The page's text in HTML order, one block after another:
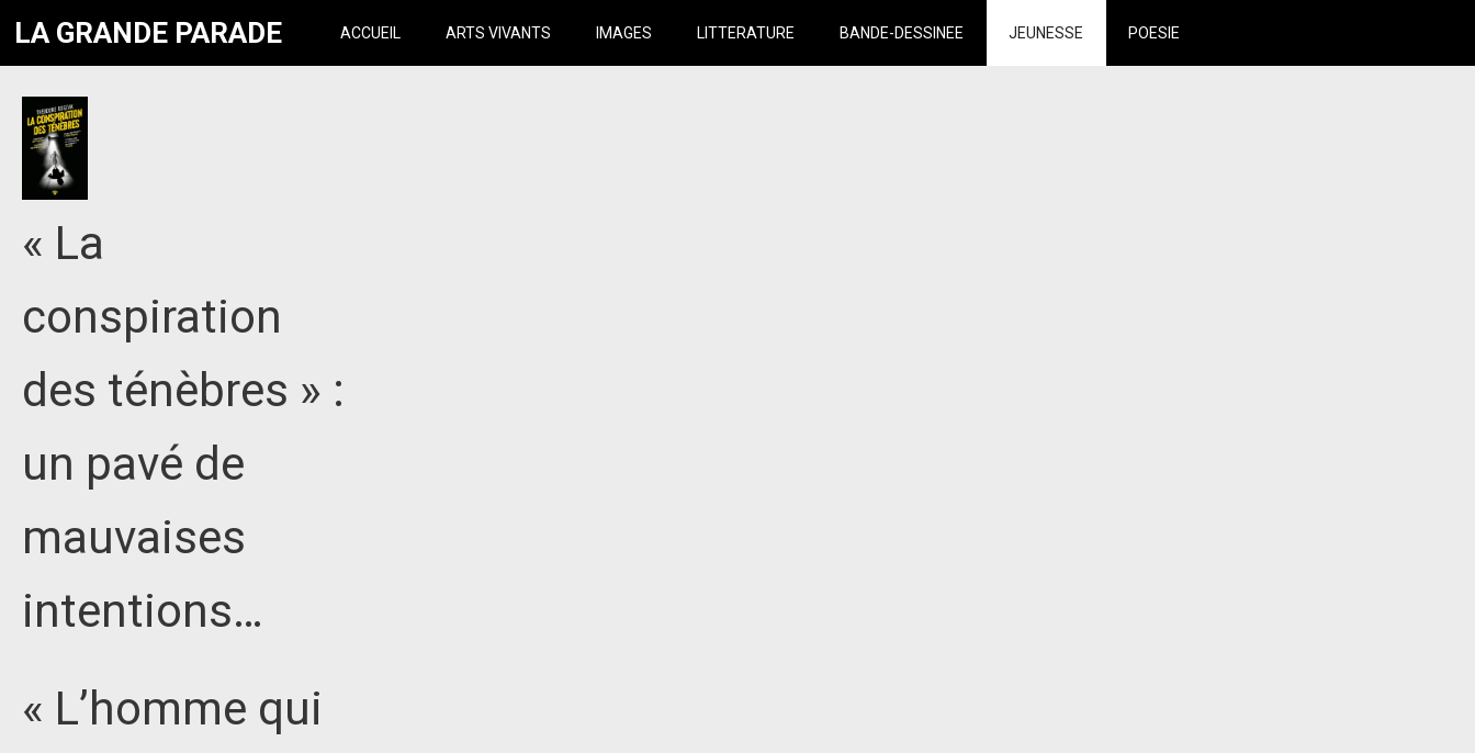
LA GRANDE PARADE ACCUEIL ARTS VIVANTS IMAGES LITTERATURE BANDE-DESSINEE JEUNESSE POESIE
« La
conspiration
des ténèbres » :
un pavé de
mauvaises
intentions…
« L’homme qui